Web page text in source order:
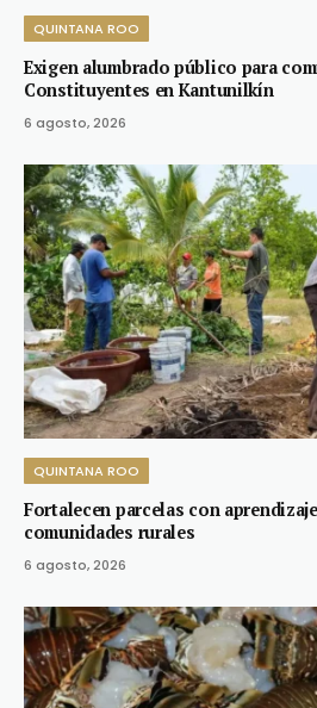
QUINTANA ROO
Exigen alumbrado público para
Constituyentes en Kantunilkín
6 agosto, 2026
QUINTANA ROO
Fortalecen parcelas con
comunidades rurales
6 agosto, 2026